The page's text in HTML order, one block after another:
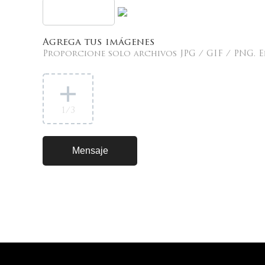
Agrega tus imágenes
Proporcione solo archivos JPG / GIF / PNG.
1 /3